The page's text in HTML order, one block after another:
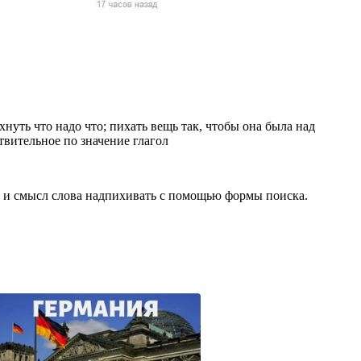
женщин и
страны),
что надо что; пихать вещь так, чтобы она была над
по значение глагол
и смысл слова надпихивать с помощью формы поиска.